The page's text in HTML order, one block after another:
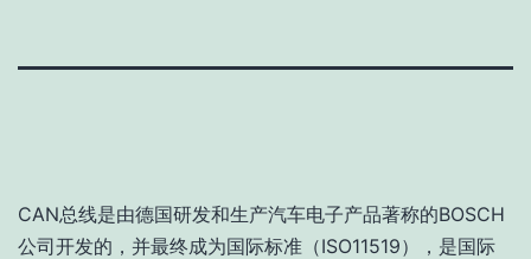
CAN总线是由德国研发和生产汽车电子产品著称的BOSCH
公司开发的，并最终成为国际标准（ISO11519），是国际